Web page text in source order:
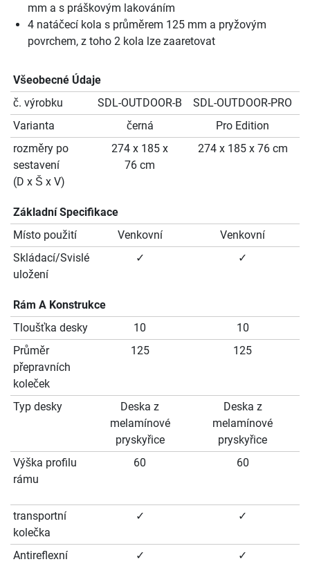
mm a s práškovým lakováním
4 natáčecí kola s průměrem 125 mm a pryžovým
povrchem, z toho 2 kola lze zaaretovat
Všeobecné Údaje
č. výrobku
SDL-OUTDOOR-B SDL-OUTDOOR-PRO
Varianta
černá
Pro Edition
rozměry po
sestavení
(D x Š x V)
274 x 185 x
76 cm
274 x 185 x 76 cm
Základní Specifikace
Místo použití
Venkovní
Venkovní
Skládací/Svislé
uložení
✓ ✓
Rám A Konstrukce
Tloušťka desky
10
10
Průměr
přepravních
koleček
125 125
Typ desky
Deska z
melamínové
pryskyřice
Deska z
melamínové
pryskyřice
Výška profilu
rámu
60 60
transportní
kolečka
✓ ✓
Antireflexní
✓ ✓